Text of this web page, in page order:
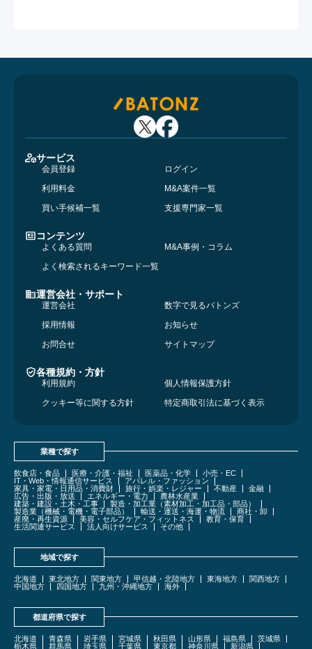
サービス
会員登録
ログイン
利用料金
M&A案件一覧
買い手候補一覧
支援専門家一覧
コンテンツ
よくある質問
M&A事例・コラム
よく検索されるキーワード一覧
運営会社・サポート
運営会社
数字で見るバトンズ
採用情報
お知らせ
お問合せ
サイトマップ
各種規約・方針
利用規約
個人情報保護方針
クッキー等に関する方針
特定商取引法に基づく表示
業種で探す
飲食店・食品 医療・介護・福祉 医薬品・化学
小売・EC
IT・Web・情報通信サービス
アパレル・ファッション
家具・家電・日用品・消費財
旅行・娯楽・レジャー 不動産
金融
広告・出版・放送
エネルギー・電力
農林水産業
建築・建設・土木・工事
製造・加工業（素材加工・加工品・部品）
製造業（機械・電機・電子部品）
輸送・運送・海運・物流
商社・卸
産廃・再生資源
美容・セルフケア・フィットネス
教育・保育
生活関連サービス
法人向けサービス その他
地域で探す
北海道 東北地方 関東地方 甲信越・北陸地方 東海地方
関西地方
中国地方
四国地方 九州・沖縄地方 海外
都道府県で探す
北海道 青森県 岩手県 宮城県 秋田県 山形県 福島県
茨城県
栃木県
群馬県 埼玉県 千葉県 東京都 神奈川県 新潟県